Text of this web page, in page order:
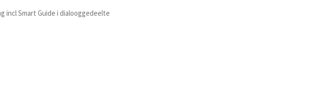
incl Smart Guide i dialooggedeelte